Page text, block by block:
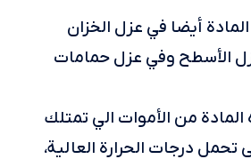
أيضا في عزل الخزان
الأسطح وفي عزل حمامات
من الأموات الي تمتلك
تحمل درجات الحرارة العالية،